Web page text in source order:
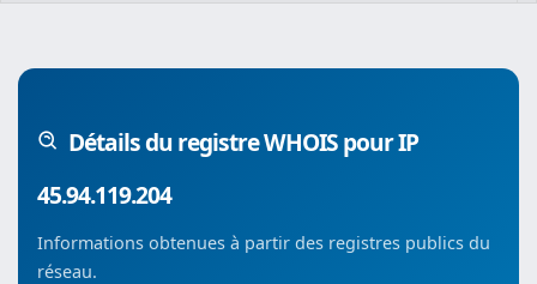
Détails du registre WHOIS pour IP
45.94.119.204
Informations obtenues à partir des registres publics du
réseau.